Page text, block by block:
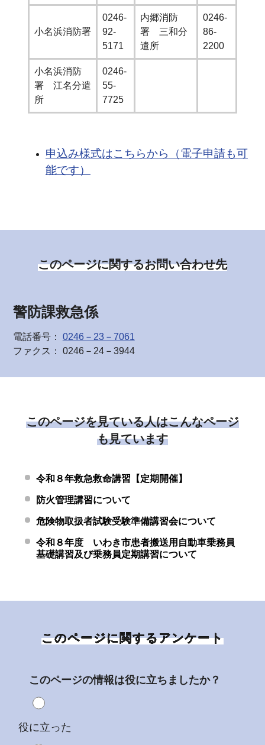
小名浜消防署
0246-
92-
5171
内郷消防
署 三和分
遣所
0246-
86-
2200
小名浜消防
署 江名分遣
所
0246-
55-
7725
申込み様式はこちらから（電子申請も可
能です）
このページに関するお問い合わせ先
警防課救急係
電話番号： 0246－23－7061
ファクス： 0246－24－3944
このページを見ている人はこんなページ
も見ています
令和８年救急救命講習【定期開催】
防火管理講習について
危険物取扱者試験受験準備講習会について
令和８年度 いわき市患者搬送用自動車乗務員
基礎講習及び乗務員定期講習について
このページに関するアンケート
このページの情報は役に立ちましたか？
役に立った